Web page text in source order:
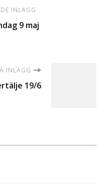
INLÄGG
9 maj
INLÄGG
19/6